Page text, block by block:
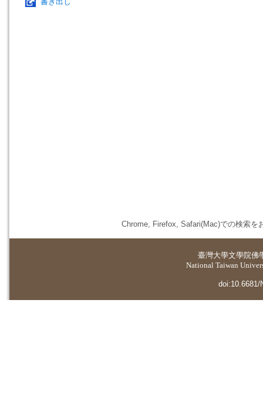
Chrome, Firefox, Safari(Mac)での検索を
臺灣大學文學院佛
National Taiwan
doi:10.6681/